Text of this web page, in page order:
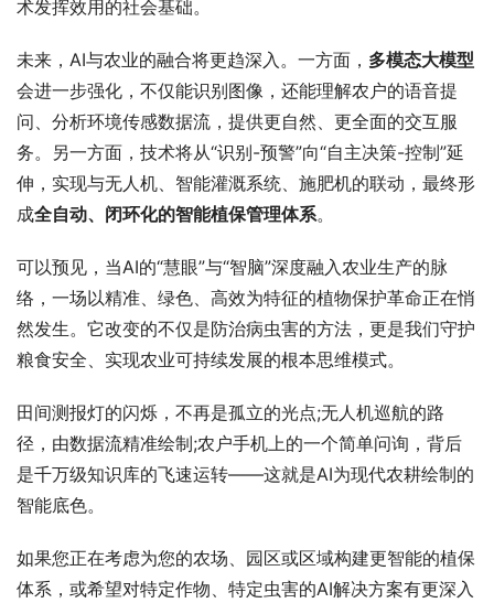
术发挥效用的社会基础。
未来，AI与农业的融合将更趋深入。一方面， 多模态大模型
会进一步强化，不仅能识别图像，还能理解农户的语音提
问、分析环境传感数据流，提供更自然、更全面的交互服
务。另一方面，技术将从“识别-预警”向“自主决策-控制”延
伸，实现与无人机、智能灌溉系统、施肥机的联动，最终形
成全自动、闭环化的智能植保管理体系。
可以预见，当AI的“慧眼”与“智脑”深度融入农业生产的脉
络，一场以精准、绿色、高效为特征的植物保护革命正在悄
然发生。它改变的不仅是防治病虫害的方法，更是我们守护
粮食安全、实现农业可持续发展的根本思维模式。
田间测报灯的闪烁，不再是孤立的光点;无人机巡航的路
径，由数据流精准绘制;农户手机上的一个简单问询，背后
是千万级知识库的飞速运转——这就是AI为现代农耕绘制的
智能底色。
如果您正在考虑为您的农场、园区或区域构建更智能的植保
体系，或希望对特定作物、特定虫害的AI解决方案有更深入